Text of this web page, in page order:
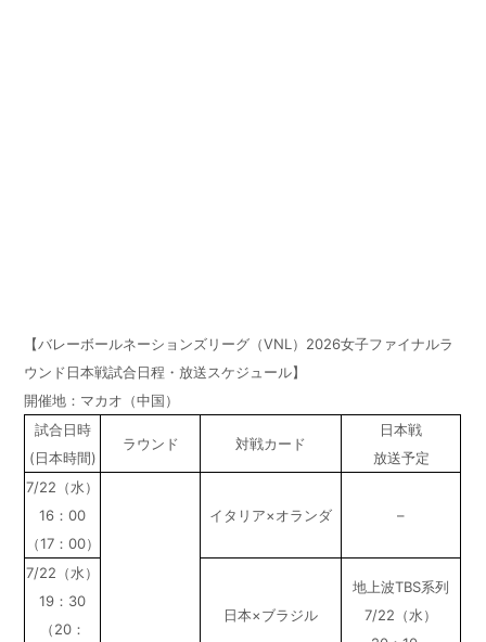
【バレーボールネーションズリーグ（VNL） 2026女子ファイナルラ
ウンド日本戦試合日程・放送スケジュール】
開催地：マカオ（中国）
試合日時
(日本時間)
ラウンド 対戦カード
日本戦
放送予定
7/22（水）
16：00
（17：00）
イタリア×オランダ –
7/22（水）
19：30
（20：
日本×ブラジル
地上波TBS系列
7/22（水）